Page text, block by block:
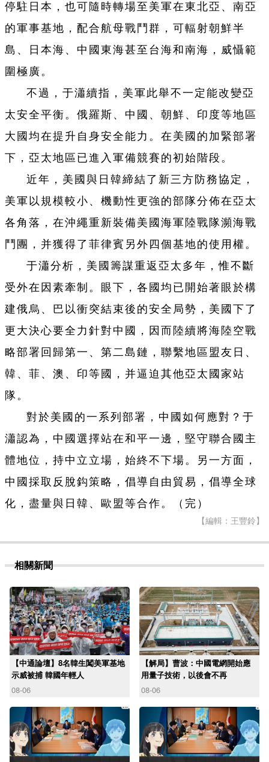
停駐日本，也可隨時轉場至美軍在東北亞、南亞
的軍事基地，配合航母戰鬥群，可輻射朝鮮半
島、日本海、中國東海甚至台海和南海，威懾範
圍極廣。
不過，于瀟續指，美軍此舉不一定能改變亞
太安全平衡。俄羅斯、中國、朝鮮、印度等地區
大國均在提升自身安全能力。在美國的加緊部署
下，亞太地區已進入軍備競賽的初始階段。
近年，美國與日韓締結了新三方防務協定，
美軍以規模較小、機動性更強的部隊分佈在亞太
各角落，在沖繩重新裝備美國海軍陸戰隊瀕海戰
鬥團，并獲得了菲律賓另外四個基地的使用權。
于瀟分析，美國籌謀重返亞太多年，惟不斷
受外在因素牽制。眼下，各國均已開始著眼於構
建俄烏、巴以衝突結束後的安全局勢，美國下了
更大決心要全力針對中國，因而陸續將海陸空戰
略部署回歸第一、第二島鏈，聯繫地區盟友日、
韓、菲、澳、印等國，并逼迫其他亞太國家站
隊。
對於美國的一系列部署，中國如何應對？于
瀟認為，中國選擇站在和平一邊，堅守聯合國主
體地位，持中立立場，始終不下場。另一方面，
中國採取反脫鈎策略，倡導自由貿易，倡導全球
化，盡量與日韓、歐盟等合作。（完）
【編輯：王豐鈴】
相關新聞
【中通論壇】8名韓生闖美軍基地
示威被捕 韓國年輕人
08-06
【解局】曹波：中國電網開始應
用量子技術，以後會不再
08-06